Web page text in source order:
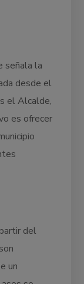
señala la
desde el
el Alcalde,
es ofrecer
del
un